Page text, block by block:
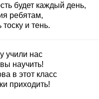
будет каждый день,
ребятам,
тоску и тень.
учили нас
научить!
в этот класс
приходить!